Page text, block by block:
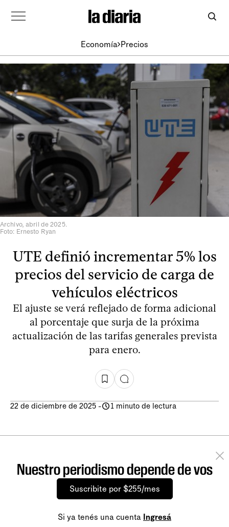
Economía Precios
Archivo, abril de 2025.
Foto: Ernesto Ryan
UTE definió incrementar 5% los
precios del servicio de carga de
vehículos eléctricos
El ajuste se verá reflejado de forma adicional
al porcentaje que surja de la próxima
actualización de las tarifas generales prevista
para enero.
22 de diciembre de 2025 - 1 minuto de lectura
Nuestro periodismo depende de vos
Suscribite por $255/mes
Si ya tenés una cuenta Ingresá